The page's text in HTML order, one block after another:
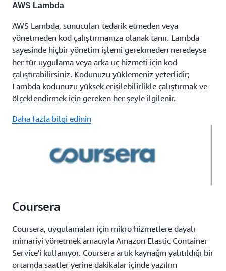
AWS Lambda
AWS Lambda, sunucuları tedarik etmeden veya
yönetmeden kod çalıştırmanıza olanak tanır. Lambda
sayesinde hiçbir yönetim işlemi gerekmeden neredeyse
her tür uygulama veya arka uç hizmeti için kod
çalıştırabilirsiniz. Kodunuzu yüklemeniz yeterlidir;
Lambda kodunuzu yüksek erişilebilirlikle çalıştırmak ve
ölçeklendirmek için gereken her şeyle ilgilenir.
Daha fazla bilgi edinin
Coursera
Coursera, uygulamaları için mikro hizmetlere dayalı
mimariyi yönetmek amacıyla Amazon Elastic Container
Service'i kullanıyor. Coursera artık kaynağın yalıtıldığı bir
ortamda saatler yerine dakikalar içinde yazılım